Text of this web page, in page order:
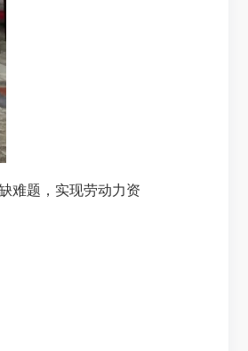
难题，实现劳动力资